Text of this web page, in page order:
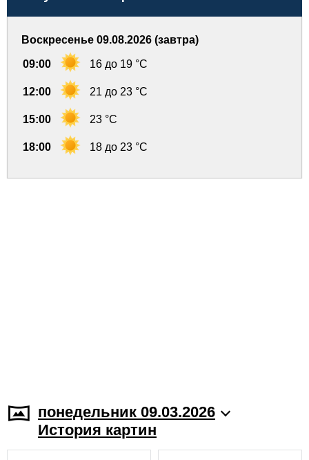
Воскресенье 09.08.2026 (завтра)
09:00 16 до 19 °C
12:00 21 до 23 °C
15:00 23 °C
18:00 18 до 23 °C
понедельник 09.03.2026
История картин